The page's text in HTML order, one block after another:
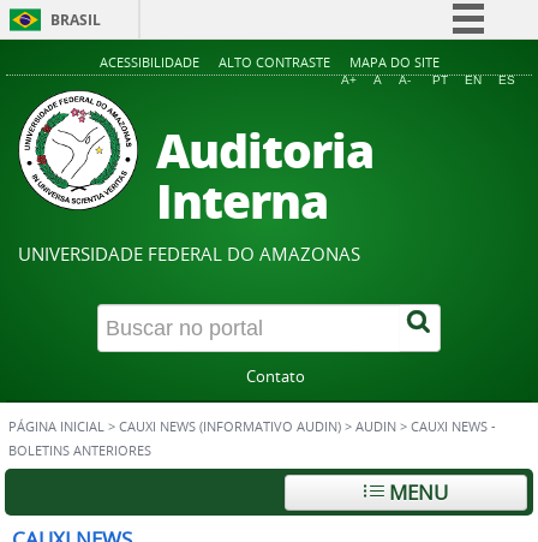
BRASIL
Simplifique!
Acesso à informação
Canais
ACESSIBILIDADE ALTO CONTRASTE MAPA DO SITE
A+ A A- PT EN ES
Auditoria
Interna
UNIVERSIDADE FEDERAL DO AMAZONAS
Contato
PÁGINA INICIAL > CAUXI NEWS (INFORMATIVO AUDIN) > AUDIN > CAUXI NEWS -
BOLETINS ANTERIORES
MENU